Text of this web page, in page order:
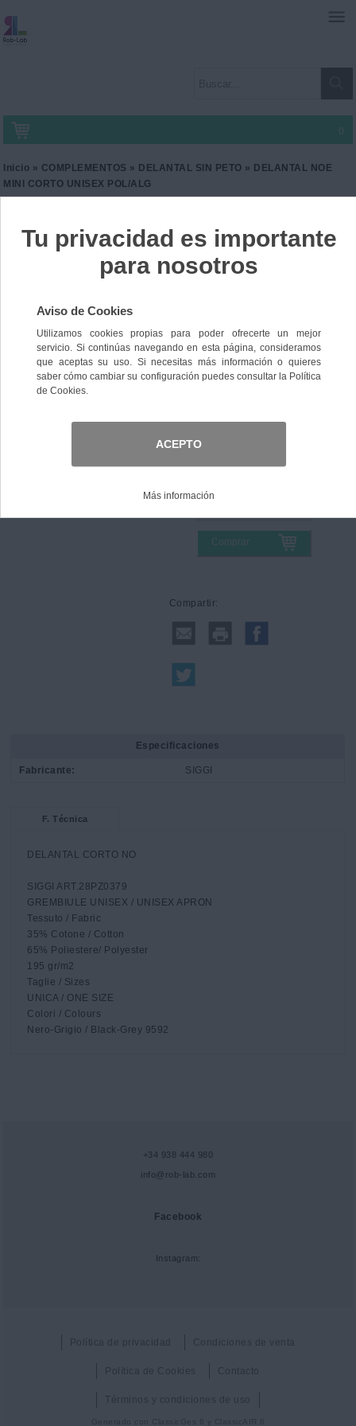
0
Inicio » COMPLEMENTOS » DELANTAL SIN PETO » DELANTAL NOE
MINI CORTO UNISEX POL/ALG
DELANTAL NOE MINI
CORTO UNISEX POL/ALG
Ref. SG-28PZ0379
Color
Comprar
Compartir:
Especificaciones
Fabricante: SIGGI
F. Técnica
DELANTAL CORTO NO
SIGGI ART.28PZ0379
GREMBIULE UNISEX / UNISEX APRON
Tessuto / Fabric
35% Cotone / Cotton
65% Poliestere/ Polyester
195 gr/m2
Taglie / Sizes
UNICA / ONE SIZE
Colori / Colours
Nero-Grigio / Black-Grey 9592
+34 938 444 980
info@rob-lab.com
Facebook
Instagram:
Política de privacidad Condiciones de venta
Política de Cookies Contacto
Términos y condiciones de uso